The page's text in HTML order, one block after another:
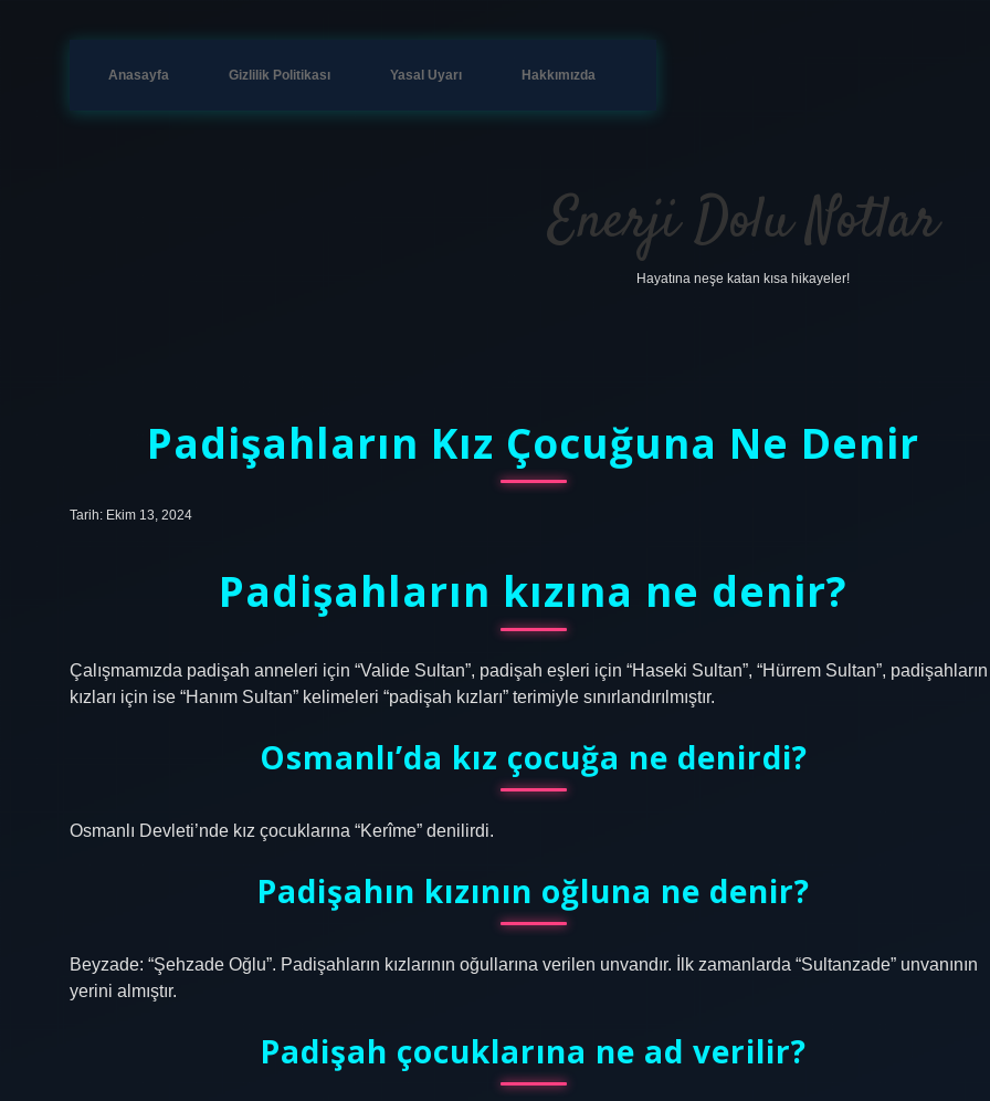
Anasayfa Gizlilik Politikası Yasal Uyarı Hakkımızda
Enerji Dolu Notlar
Hayatına neşe katan kısa hikayeler!
Padişahların Kız Çocuğuna Ne Denir
Tarih: Ekim 13, 2024
Padişahların kızına ne denir?
Çalışmamızda padişah anneleri için “Valide Sultan”, padişah eşleri için “Haseki Sultan”, “Hürrem Sultan”, padişahların
kızları için ise “Hanım Sultan” kelimeleri “padişah kızları” terimiyle sınırlandırılmıştır.
Osmanlı’da kız çocuğa ne denirdi?
Osmanlı Devleti’nde kız çocuklarına “Kerîme” denilirdi.
Padişahın kızının oğluna ne denir?
Beyzade: “Şehzade Oğlu”. Padişahların kızlarının oğullarına verilen unvandır. İlk zamanlarda “Sultanzade” unvanının
yerini almıştır.
Padişah çocuklarına ne ad verilir?